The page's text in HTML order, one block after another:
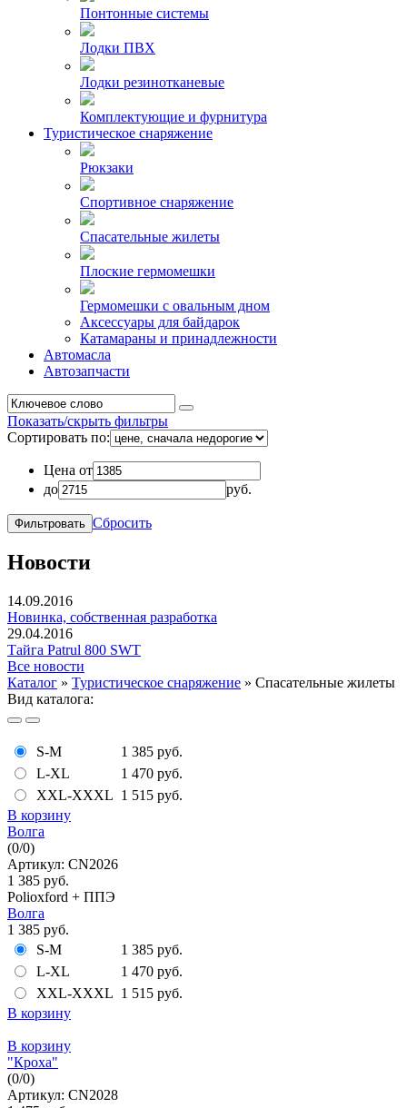
Понтонные системы
Лодки ПВХ
Лодки резинотканевые
Комплектующие и фурнитура
Туристическое снаряжение
Рюкзаки
Спортивное снаряжение
Спасательные жилеты
Плоские гермомешки
Гермомешки с овальным дном
Аксессуары для байдарок
Катамараны и принадлежности
Автомасла
Автозапчасти
Показать/скрыть фильтры
Сортировать по:
Цена от
до
руб.
Сбросить
Новости
14.09.2016
Новинка, собственная разработка
29.04.2016
Тайга Patrul 800 SWT
Все новости
Каталог » Туристическое снаряжение » Спасательные жилеты
Вид каталога:
S-M
1 385 руб.
L-XL
1 470 руб.
XXL-XXXL 1 515 руб.
В корзину
Волга
(0/0)
Артикул: CN2026
1 385 руб.
Polioxford + ППЭ
Волга
1 385 руб.
S-M
1 385 руб.
L-XL
1 470 руб.
XXL-XXXL 1 515 руб.
В корзину
В корзину
"Кроха"
(0/0)
Артикул: CN2028